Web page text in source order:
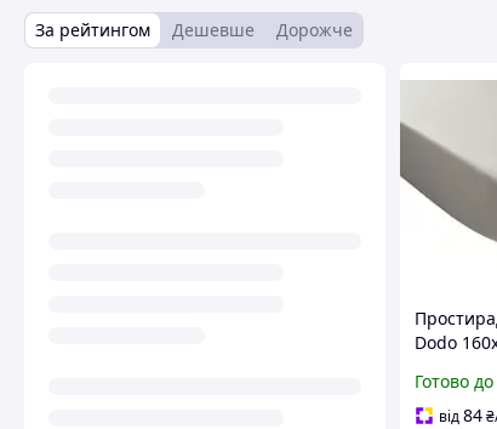
За рейтингом Дешевше Дорожче
Dodo
сірого
Готово
від84₴